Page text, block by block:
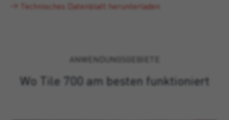
Technisches Datenblatt herunterladen
ANWENDUNGSGEBIETE
Wo Tile 700 am besten funktioniert